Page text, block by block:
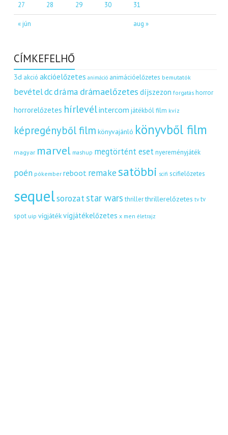
« jún aug »
27 28 29 30 31
CÍMKEFELHŐ
3d akció akcióelőzetes animáció animációelőzetes bemutatók
bevételdcdráma drámaelőzetes díjszezon forgatás horror
horrorelőzetes hírlevélintercom játékból film kvíz
képregényből film könyvajánló könyvből film
magyar marvel mashup megtörtént eset nyereményjáték
poén pókember reboot remakesatöbbi scifi scifielőzetes
sequelsorozatstar wars thriller thrillerelőzetes tv tv
spot uip vígjátékvígjátékelőzetes x men életrajz